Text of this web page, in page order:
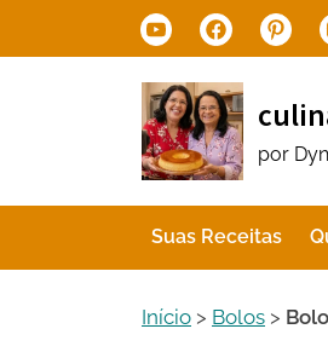
to
YoutubeFacebook
por
Suas Receitas
Início > Bolos >